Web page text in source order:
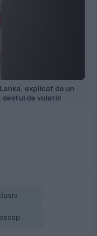
explicat de un
destul de volatili